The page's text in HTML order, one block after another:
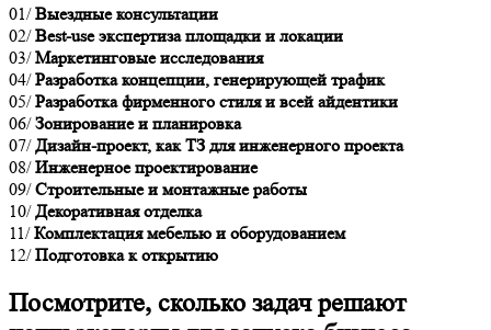
01/ Выездные консультации
02/ Best-use экспертиза площадки и локации
03/ Маркетинговые исследования
04/ Разработка концепции, генерирующей трафик
05/ Разработка фирменного стиля и всей айдентики
06/ Зонирование и планировка
07/ Дизайн-проект, как ТЗ для инженерного проекта
08/ Инженерное проектирование
09/ Строительные и монтажные работы
10/ Декоративная отделка
11/ Комплектация мебелью и оборудованием
12/ Подготовка к открытию
Посмотрите, сколько задач решают